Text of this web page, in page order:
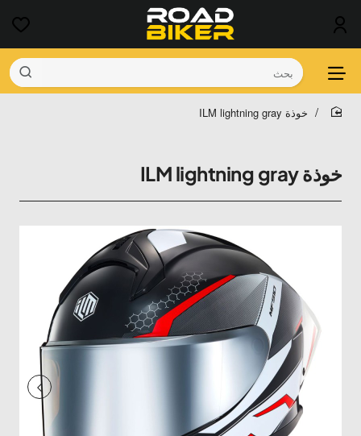
بحث
خوذة ILM lightning gray
خوذة ILM lightning gray